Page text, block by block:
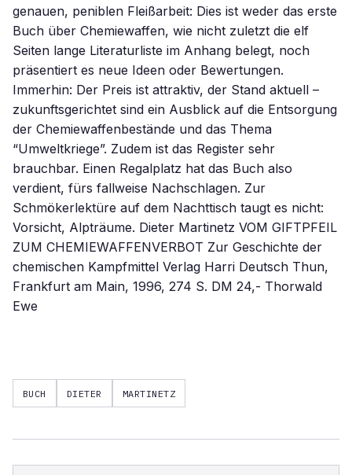
genauen, peniblen Fleißarbeit: Dies ist weder das erste
Buch über Chemiewaffen, wie nicht zuletzt die elf
Seiten lange Literaturliste im Anhang belegt, noch
präsentiert es neue Ideen oder Bewertungen.
Immerhin: Der Preis ist attraktiv, der Stand aktuell –
zukunftsgerichtet sind ein Ausblick auf die Entsorgung
der Chemiewaffenbestände und das Thema
“Umweltkriege”. Zudem ist das Register sehr
brauchbar. Einen Regalplatz hat das Buch also
verdient, fürs fallweise Nachschlagen. Zur
Schmökerlektüre auf dem Nachttisch taugt es nicht:
Vorsicht, Alpträume. Dieter Martinetz VOM GIFTPFEIL
ZUM CHEMIEWAFFENVERBOT Zur Geschichte der
chemischen Kampfmittel Verlag Harri Deutsch Thun,
Frankfurt am Main, 1996, 274 S. DM 24,- Thorwald
Ewe
BUCH DIETER MARTINETZ